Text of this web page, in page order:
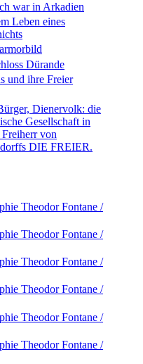
war in Arkadien
Leben eines
Dürande
und ihre Freier
Dienervolk: die
Gesellschaft in
Freiherr von
DIE FREIER.
Theodor Fontane /
Theodor Fontane /
Theodor Fontane /
Theodor Fontane /
Theodor Fontane /
Theodor Fontane /